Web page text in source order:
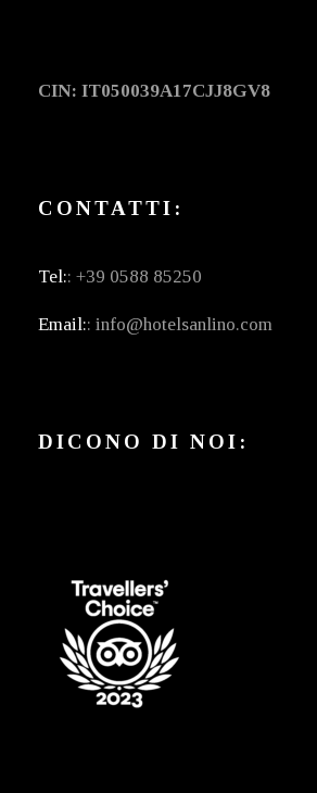
CIN: IT050039A17CJJ8GV8
CONTATTI:
Tel:: +39 0588 85250
Email:: info@hotelsanlino.com
DICONO DI NOI: